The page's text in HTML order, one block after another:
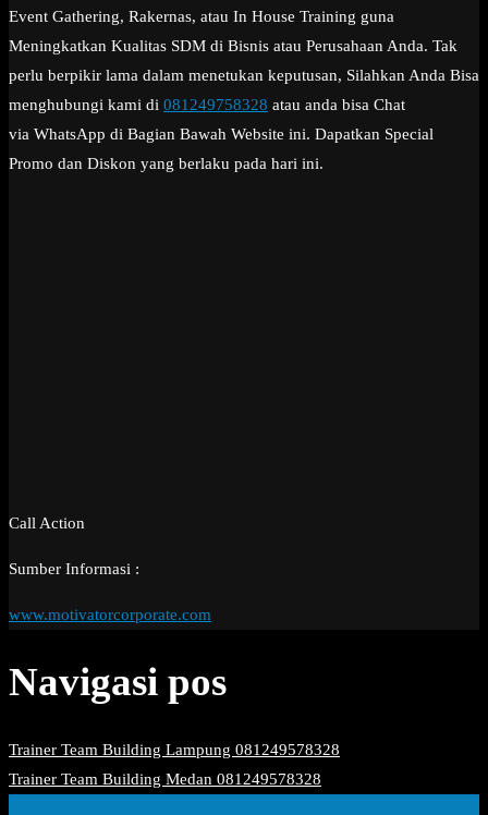
Event Gathering, Rakernas, atau In House Training guna
Meningkatkan Kualitas SDM di Bisnis atau Perusahaan Anda. Tak
perlu berpikir lama dalam menetukan keputusan, Silahkan Anda Bisa
menghubungi kami di 081249758328 atau anda bisa Chat
via WhatsApp di Bagian Bawah Website ini. Dapatkan Special
Promo dan Diskon yang berlaku pada hari ini.
Call Action
Sumber Informasi :
www.motivatorcorporate.com
Navigasi pos
Trainer Team Building Lampung 081249578328
Trainer Team Building Medan 081249578328